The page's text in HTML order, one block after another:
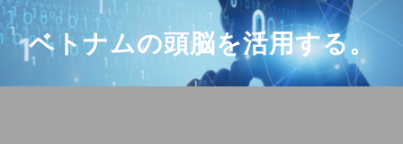
ベトナムの頭脳を活用する。